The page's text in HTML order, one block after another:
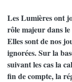
Les Lumières ont
rôle majeur dans
Elles sont de nos
ignorées. Sur la
suivant les cas la
fin de compte, la